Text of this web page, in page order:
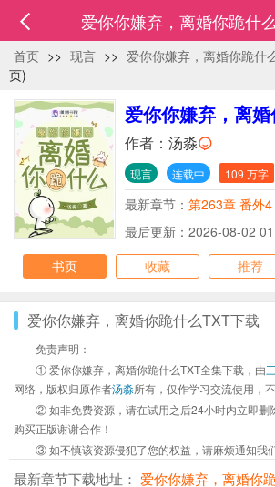
爱你你嫌弃，离婚你跪什
首页 >> 现言 >> 爱你你嫌弃，离婚你跪什
页)
爱你你嫌弃，离
作者： 汤淼
现言 连载中 109 万字
最新章节： 第263章 番外4
最后更新：2026-08-02
书页
收藏 推荐
爱你你嫌弃，离婚你跪什么TXT下载
免责声明：
① 爱你你嫌弃，离婚你跪什么TXT全集下载，由
网络，版权归原作者汤淼所有，仅作学习交流使用，
② 如非免费资源，请在试用之后24小时内立即删
购买正版谢谢合作！
③ 如不慎该资源侵犯了您的权益，请麻烦通知我
最新章节下载地址： 爱你你嫌弃，离婚你